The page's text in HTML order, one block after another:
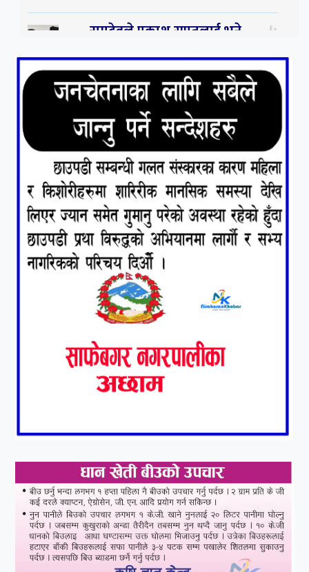
रामदेवले प्रकाश सपुतलाई भने
पनि ठूलो स्टार
५
संघियता खारेज हुनसक्छ,
झलनाथ खनाल
कृष्ण जन्माष्टमिको दिन जयगढमा
बृहत देउडा खेल हुँने
७
हामी पनि त उडाउछौ । ८
कांग्रेसको १४ औं महाधिवेशनको
तयारी पुरा
आर्थिक बर्ष २०७८÷२०७९ मा
आर्थिक बुद्धि दर ६.५ हुन सक्दैन ।